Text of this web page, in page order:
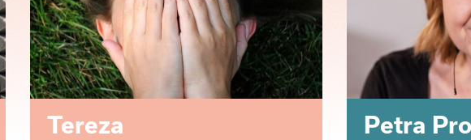
Tereza
Petra